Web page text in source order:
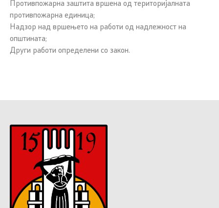
Противпожарна заштита вршена од територијалната
противпожарна единица;
Надзор над вршењето на работи од надлежност на
општината;
Други работи определени со закон.